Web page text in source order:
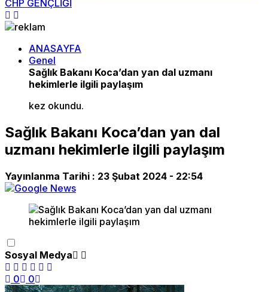
CHP GENÇLİĞİ
ANASAYFA
Genel
Sağlık Bakanı Koca’dan yan dal uzmanı
hekimlerle ilgili paylaşım
kez okundu.
Sağlık Bakanı Koca’dan yan dal
uzmanı hekimlerle ilgili paylaşım
Yayınlanma Tarihi : 23 Şubat 2024 - 22:54
Sosyal Medya
0
0